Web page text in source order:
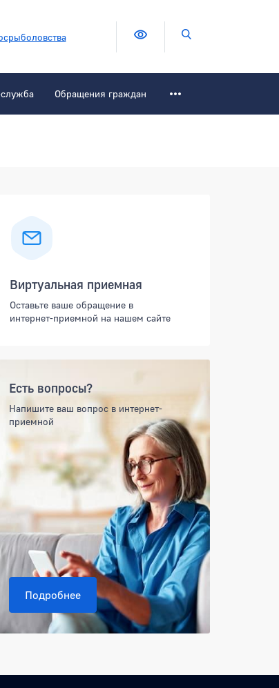
Версия для слабовидящих
Обращения граждан
ОТ 29 ИЮНЯ
Виртуальная приемная
Оставьте ваше обращение в
интернет-приемной на нашем сайте
Есть вопросы?
Напишите ваш вопрос в интернет-
приемной
Подробнее